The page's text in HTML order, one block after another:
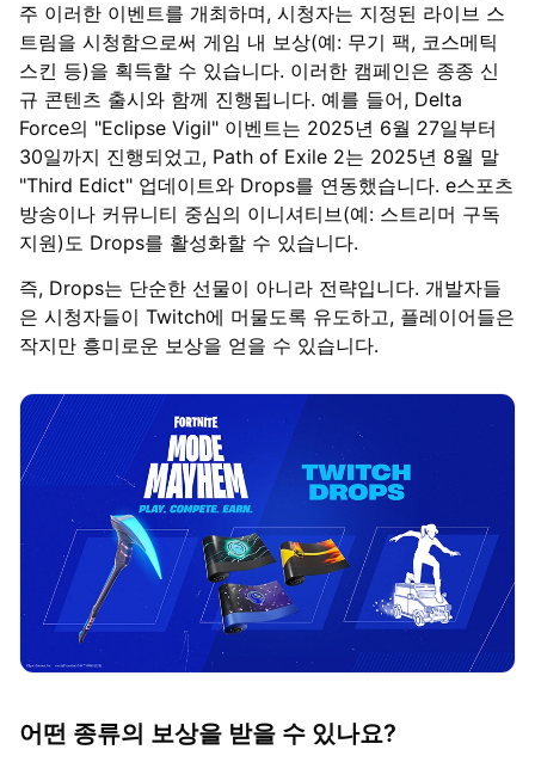
주 이러한 이벤트를 개최하며, 시청자는 지정된 라이브 스
트림을 시청함으로써 게임 내 보상(예: 무기 팩, 코스메틱
스킨 등)을 획득할 수 있습니다. 이러한 캠페인은 종종 신
규 콘텐츠 출시와 함께 진행됩니다. 예를 들어, Delta
Force의 "Eclipse Vigil" 이벤트는 2025년 6월 27일부터
30일까지 진행되었고, Path of Exile 2는 2025년 8월 말
"Third Edict" 업데이트와 Drops를 연동했습니다. e스포츠
방송이나 커뮤니티 중심의 이니셔티브(예: 스트리머 구독
지원)도 Drops를 활성화할 수 있습니다.
즉, Drops는 단순한 선물이 아니라 전략입니다. 개발자들
은 시청자들이 Twitch에 머물도록 유도하고, 플레이어들은
작지만 흥미로운 보상을 얻을 수 있습니다.
어떤 종류의 보상을 받을 수 있나요?